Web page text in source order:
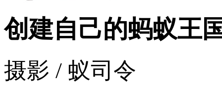
创建自己的蚂蚁王
摄影 / 蚁司令